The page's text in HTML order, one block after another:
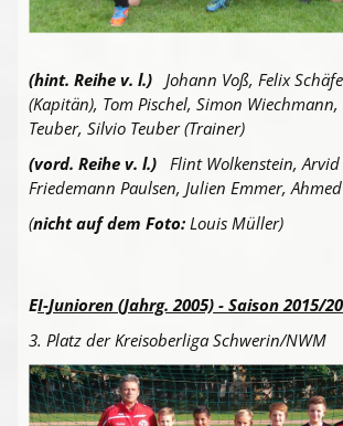
(hint. Reihe v. l.) Johann Voß, Felix
(Kapitän), Tom Pischel, Simon
Teuber, Silvio Teuber (Trainer)
(vord. Reihe v. l.) Flint Wolkenstein,
Friedemann Paulsen, Julien Emmer,
(nicht auf dem Foto:Louis Müller)
EI-Junioren (Jahrg. 2005) - Saison 2015/
3. Platz der Kreisoberliga Schwerin/NWM